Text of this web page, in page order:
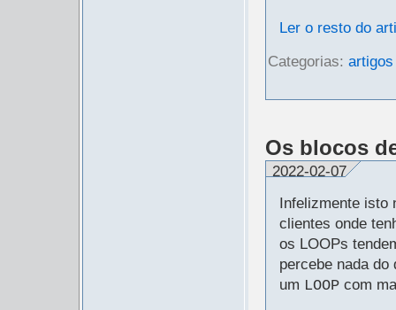
Ler o resto do
Categorias: artigos
Os blocos
2022-02-07
Infelizmente isto
clientes onde
os LOOPs
percebe nada do
um LOOP com